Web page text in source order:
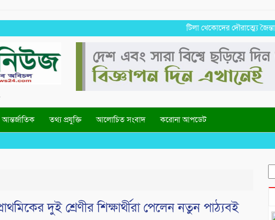
টিলা খেকোদের দৌরাত্ম্যে জৈন্তাপুরে
আন্তর্জাতিক তথ্য প্রযুক্তি আলোচিত সংবাদ
করোনা আপডেট
দুই শ্রেণীর শিক্ষার্থীরা পেলেন নতুন পাঠ্যবই